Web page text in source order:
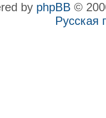
by phpBB ©
Русская